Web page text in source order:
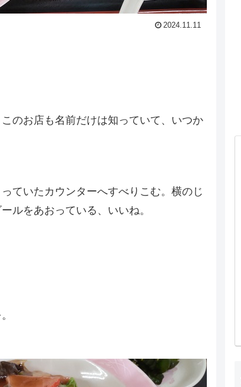
2024.11.11
のお店も名前だけは知っていて、いつか
ていたカウンターへすべりこむ。横のじ
ルをあおっている、いいね。